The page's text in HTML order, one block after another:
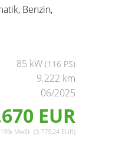
Benzin,
85 kW (116 PS)
9.222 km
06/2025
EUR
MwSt. (3.779,24 EUR)